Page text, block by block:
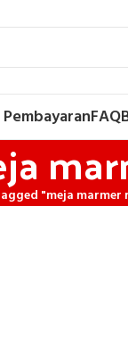
PembayaranFAQ
"meja